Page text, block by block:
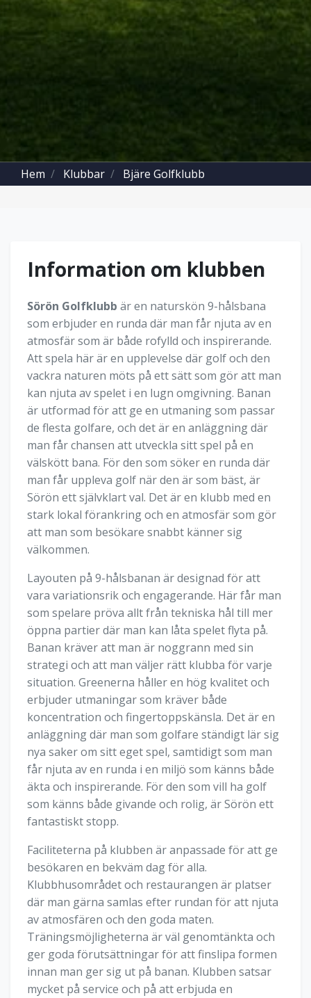
Hem Klubbar Bjäre Golfklubb
Information om klubben
Sörön Golfklubb är en naturskön 9-hålsbana
som erbjuder en runda där man får njuta av en
atmosfär som är både rofylld och inspirerande.
Att spela här är en upplevelse där golf och den
vackra naturen möts på ett sätt som gör att man
kan njuta av spelet i en lugn omgivning. Banan
är utformad för att ge en utmaning som passar
de flesta golfare, och det är en anläggning där
man får chansen att utveckla sitt spel på en
välskött bana. För den som söker en runda där
man får uppleva golf när den är som bäst, är
Sörön ett självklart val. Det är en klubb med en
stark lokal förankring och en atmosfär som gör
att man som besökare snabbt känner sig
välkommen.
Layouten på 9-hålsbanan är designad för att
vara variationsrik och engagerande. Här får man
som spelare pröva allt från tekniska hål till mer
öppna partier där man kan låta spelet flyta på.
Banan kräver att man är noggrann med sin
strategi och att man väljer rätt klubba för varje
situation. Greenerna håller en hög kvalitet och
erbjuder utmaningar som kräver både
koncentration och fingertoppskänsla. Det är en
anläggning där man som golfare ständigt lär sig
nya saker om sitt eget spel, samtidigt som man
får njuta av en runda i en miljö som känns både
äkta och inspirerande. För den som vill ha golf
som känns både givande och rolig, är Sörön ett
fantastiskt stopp.
Faciliteterna på klubben är anpassade för att ge
besökaren en bekväm dag för alla.
Klubbhusområdet och restaurangen är platser
där man gärna samlas efter rundan för att njuta
av atmosfären och den goda maten.
Träningsmöjligheterna är väl genomtänkta och
ger goda förutsättningar för att finslipa formen
innan man ger sig ut på banan. Klubben satsar
mycket på service och på att erbjuda en